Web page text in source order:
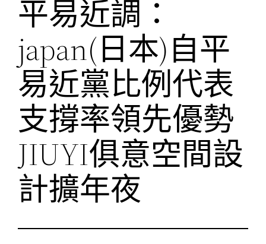
平易近調：
japan(日本)自平
易近黨比例代表
支撐率領先優勢
JIUYI俱意空間設
計擴年夜